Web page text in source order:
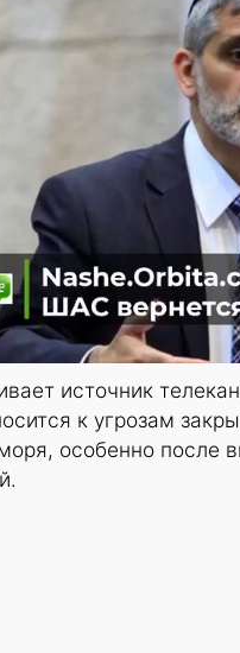
источник
к угрозам
особенно после